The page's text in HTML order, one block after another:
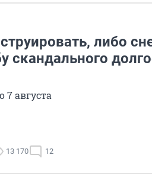
либо
скандального
7 августа
13 170 12